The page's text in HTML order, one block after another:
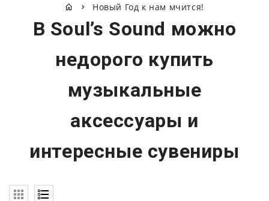
Новый Год к нам мчится!
В Soul’s Sound можно
недорого купить
музыкальные
аксессуары и
интересные сувениры